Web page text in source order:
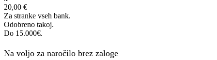
20,00 €
Za stranke vseh bank.
Odobreno takoj.
Do 15.000€.
Na voljo za naročilo brez zaloge